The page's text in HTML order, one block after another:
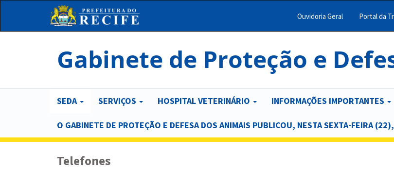
Menu
Topo
Ouvidoria Geral Portal da
Gabinete de Proteção e
Main
SEDA SERVIÇOS HOSPITAL VETERINÁRIO INFORMAÇÕES IMPORTANTES
O GABINETE DE PROTEÇÃO E DEFESA DOS ANIMAIS PUBLICOU, NESTA SEXTA-FEIRA
Telefones